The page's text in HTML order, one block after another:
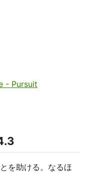
- Pursuit
を助ける。なるほ